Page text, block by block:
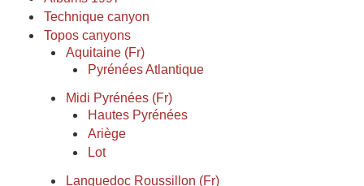
Technique canyon
Topos canyons
Aquitaine (Fr)
Pyrénées Atlantique
Midi Pyrénées (Fr)
Hautes Pyrénées
Ariège
Lot
Languedoc Roussillon (Fr)